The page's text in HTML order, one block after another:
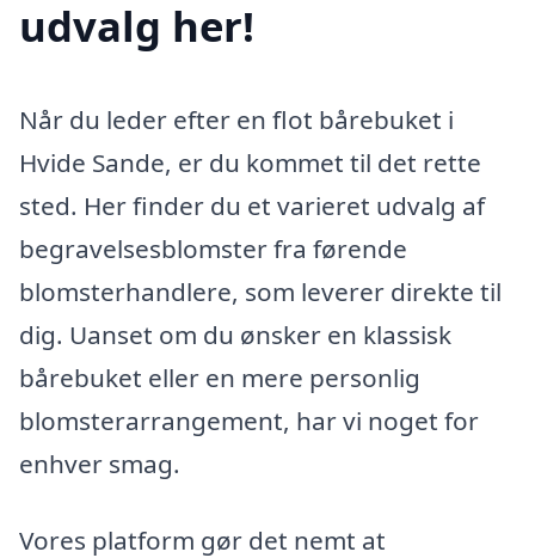
udvalg her!
Når du leder efter en flot bårebuket i
Hvide Sande, er du kommet til det rette
sted. Her finder du et varieret udvalg af
begravelsesblomster fra førende
blomsterhandlere, som leverer direkte til
dig. Uanset om du ønsker en klassisk
bårebuket eller en mere personlig
blomsterarrangement, har vi noget for
enhver smag.
Vores platform gør det nemt at